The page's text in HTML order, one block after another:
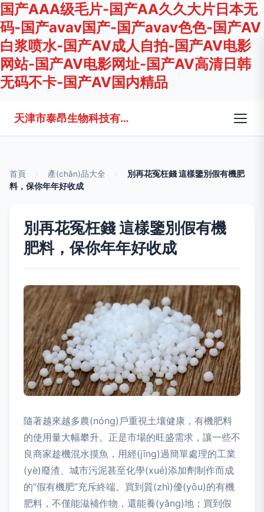
国产AAA级毛片-国产AA久久大片日本无
码-国产avav国产-国产avav色色-国产AV
白浆喷水-国产AV成人自拍-国产AV电影
网站-国产AV电影网址-国产AV高清日韩
无码不卡-国产AV国内精品
天津市泰昂生物科技有限公司
首頁 產(chǎn)品大全
別再花冤枉錢 這樣鑒別假有機肥
料，保你年年好收成
別再花冤枉錢 這樣鑒別假有機
肥料，保你年年好收成
隨著越來越多農(nóng)戶重視土壤健康，有機肥料
的使用量大幅攀升。正是市場的旺盛需求，讓一些不
良商家趁機混水摸魚，用經(jīng)過簡單處理的工業
(yè)廢渣、城市污泥甚至化學(xué)添加劑制作而成
的“假有機肥”充斥終端。買到質(zhì)優(yōu)的有機
肥料，不僅能滋補作物，還能養(yǎng)地；買到假